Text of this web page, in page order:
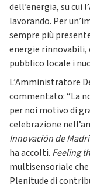
dell’energia, su cui
lavorando. Per
sempre più
energie
pubblico locale i
L’Amministratore
commentato: “La
per noi motivo di
celebrazione
Innovación de
ha accolti. Feeling
multisensoriale
Plenitude di